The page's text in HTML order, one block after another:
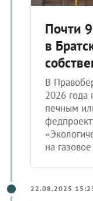
Почти
в
В
2026 года
печным
на
22.08.2025